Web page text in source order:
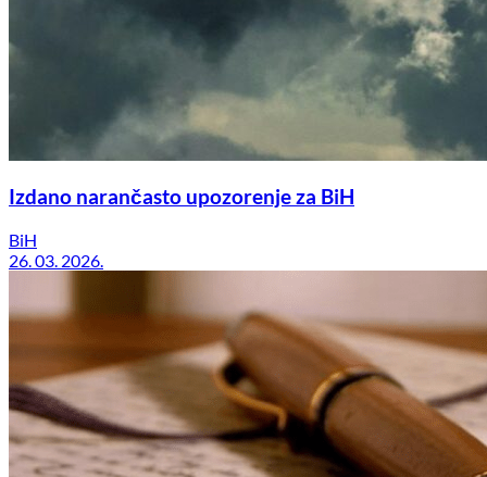
Izdano narančasto upozorenje za BiH
BiH
26. 03. 2026.